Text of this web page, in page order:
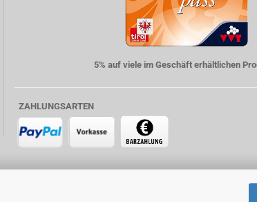
5% auf viele im Geschäft erhältlichen
ZAHLUNGSARTEN